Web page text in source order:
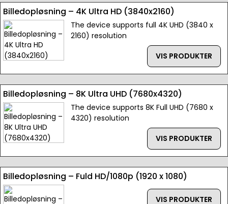
Billedopløsning – 4K Ultra HD (3840x2160)
The device supports full 4K UHD (3840 x
2160) resolution
VIS PRODUKTER
Billedopløsning – 8K Ultra UHD (7680x4320)
The device supports 8K Full UHD (7680 x
4320) resolution
VIS PRODUKTER
Billedopløsning – Fuld HD/1080p (1920 x 1080)
VIS PRODUKTER